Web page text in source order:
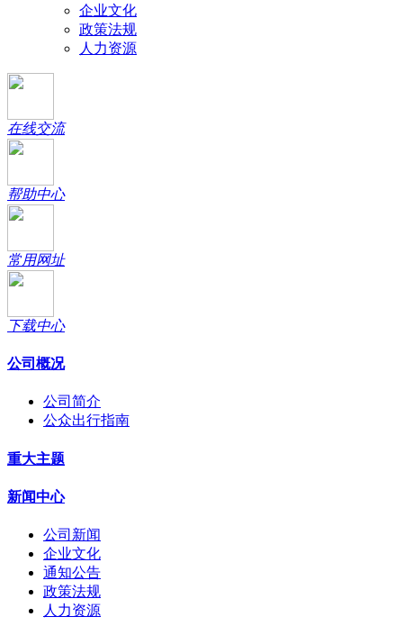
企业文化
政策法规
人力资源
在线交流
帮助中心
常用网址
下载中心
公司概况
公司简介
公众出行指南
重大主题
新闻中心
公司新闻
企业文化
通知公告
政策法规
人力资源